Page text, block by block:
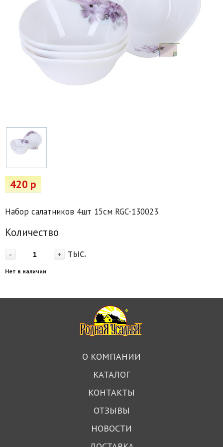
Товары для отдыха
Водоснабжение и полив
Пруды и бассейны
Спецодежда
Все для автолюбителей
Снегоуборочный инвентарь и реагенты
420 р
Набор салатников 4шт 15см RGC-130023
Количество
- + тыс.
Нет в наличии
О КОМПАНИИ
КАТАЛОГ
КОНТАКТЫ
ОТЗЫВЫ
НОВОСТИ